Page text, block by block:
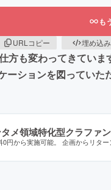
も
URLコピー 埋め込み
方も変わってきてい
ションを図っていた
メ領域特化型クラファン
0円から実施可能。 企画からリタ